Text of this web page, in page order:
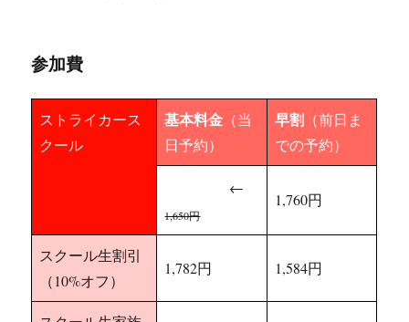
参加費
ストライカース
クール
基本料金 （当
日予約）
早割 （前日ま
での予約）
←
1,650円
1,760円
スクール生割引
（10%オフ）
1,782円 1,584円